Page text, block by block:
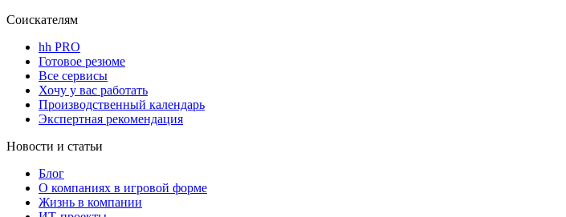
Соискателям
hh PRO
Готовое резюме
Все сервисы
Хочу у вас работать
Производственный календарь
Экспертная рекомендация
Новости и статьи
Блог
О компаниях в игровой форме
Жизнь в компании